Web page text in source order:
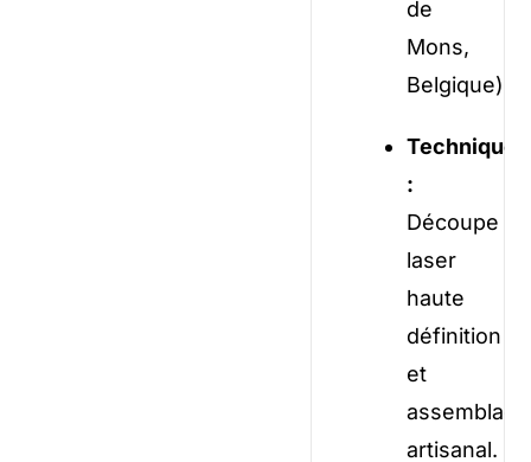
de
Mons,
Belgique).
Technique
:
Découpe
laser
haute
définition
et
assemblage
artisanal.